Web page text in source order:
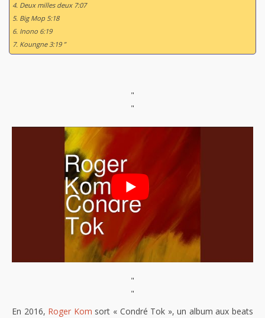
4. Deux milles deux 7:07
5. Big Mop 5:18
6. Inono 6:19
7. Koungne 3:19 ”
"
"
"
"
En 2016, Roger Kom sort « Condré Tok », un album aux beats